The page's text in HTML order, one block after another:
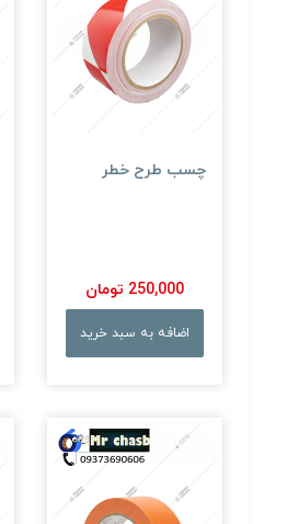
چسب طرح خطر
250,000 تومان
اضافه به سبد خرید